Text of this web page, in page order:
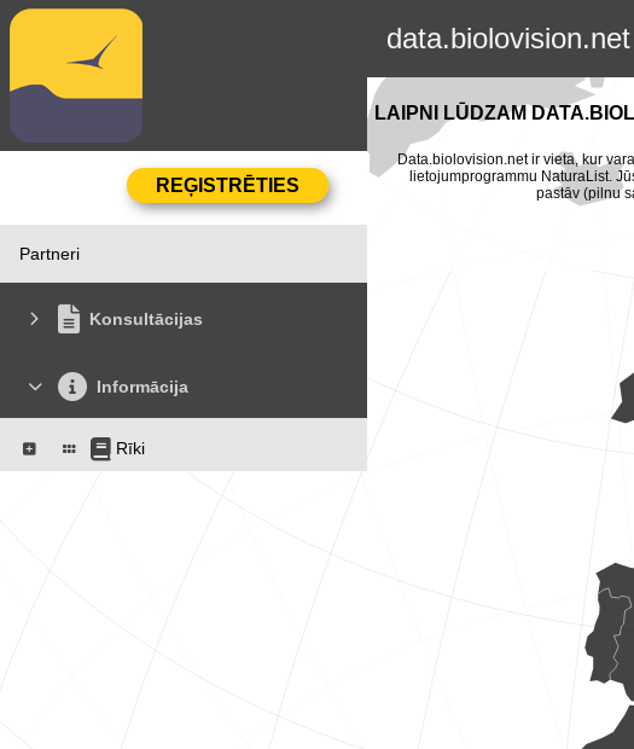
data.biolovision.net
Partneri
Konsultācijas
Informācija
Rīki
LAIPNI LŪDZAM
Data.biolovision.net ir vieta, kur
lietojumprogrammu NaturaList.
pastāv (pilnu